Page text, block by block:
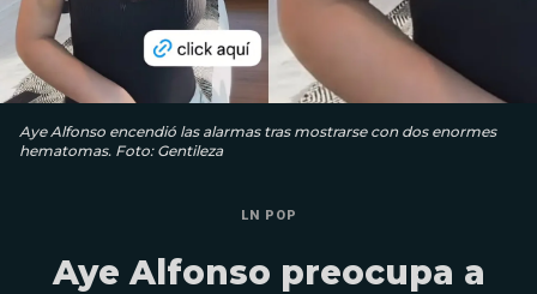
Aye Alfonso encendió las alarmas tras mostrarse con dos enormes
hematomas. Foto: Gentileza
LN POP
Aye Alfonso preocupa a